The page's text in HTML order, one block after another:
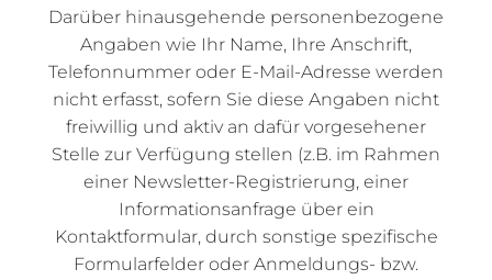
Darüber hinausgehende personenbezogene
Angaben wie Ihr Name, Ihre Anschrift,
Telefonnummer oder E-Mail-Adresse werden
nicht erfasst, sofern Sie diese Angaben nicht
freiwillig und aktiv an dafür vorgesehener
Stelle zur Verfügung stellen (z.B. im Rahmen
einer Newsletter-Registrierung, einer
Informationsanfrage über ein
Kontaktformular, durch sonstige spezifische
Formularfelder oder Anmeldungs- bzw.